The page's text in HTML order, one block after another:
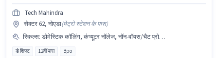
Tech Mahindra
सेक्टर 62, नोएडा(मेट्रो स्टेशन के पास)
स्किल्स: डोमेस्टिक कॉलिंग, कंप्यूटर नॉलेज, नॉन-वॉयस/चैट प्रोसेस
डे शिफ्ट 12वीं पास Bpo